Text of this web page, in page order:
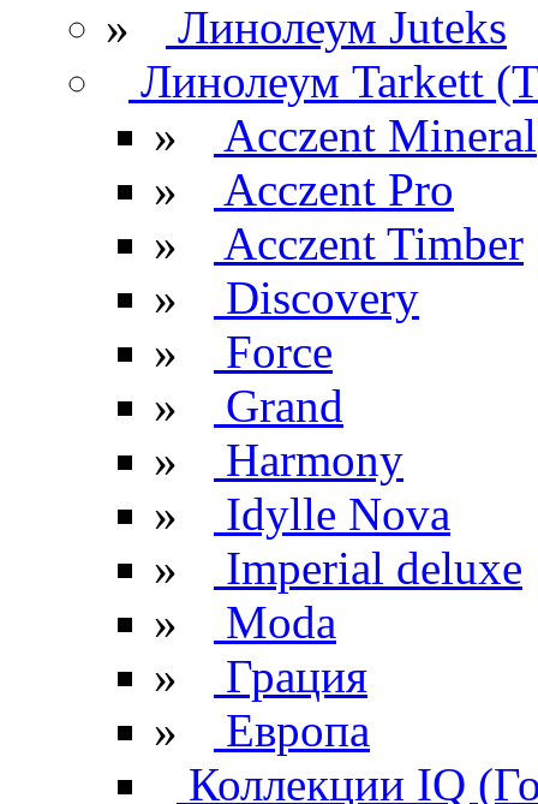
»
Линолеум Juteks
Линолеум Tarkett
»
Acczent Mineral
»
Acczent Pro
»
Acczent Timber
»
Discovery
»
Force
»
Grand
»
Harmony
»
Idylle Nova
»
Imperial deluxe
»
Moda
»
Грация
»
Европа
Коллекции IQ